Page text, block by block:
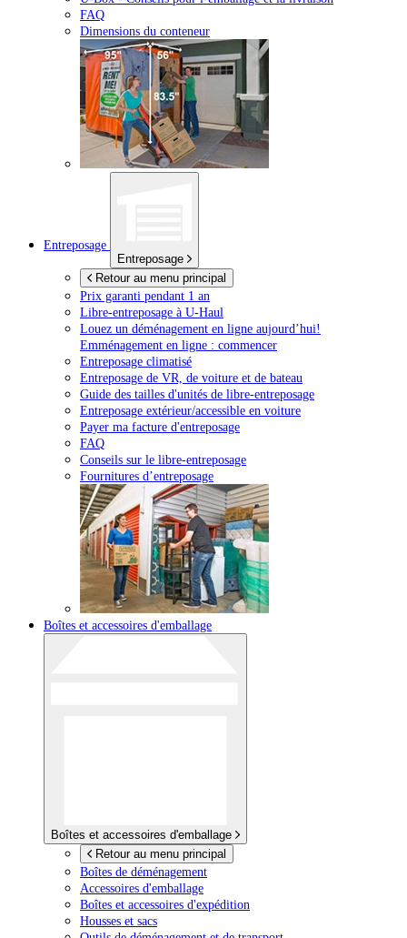
FAQ
Dimensions du conteneur
Entreposage
Entreposage
Retour au menu principal
Prix garanti pendant 1 an
Libre-entreposage à U-Haul
Louez un déménagement en ligne aujourd’hui!
Emménagement en ligne : commencer
Entreposage climatisé
Entreposage de VR, de voiture et de bateau
Guide des tailles d'unités de libre-entreposage
Entreposage extérieur/accessible en voiture
Payer ma facture d'entreposage
FAQ
Conseils sur le libre-entreposage
Fournitures d’entreposage
Boîtes et accessoires d'emballage
Boîtes et accessoires d'emballage
Retour au menu principal
Boîtes de déménagement
Accessoires d'emballage
Boîtes et accessoires d'expédition
Housses et sacs